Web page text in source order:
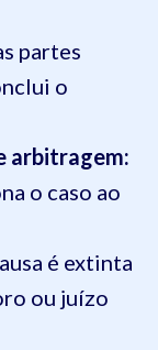
partes
o
arbitragem:
o caso ao
é extinta
ou juízo